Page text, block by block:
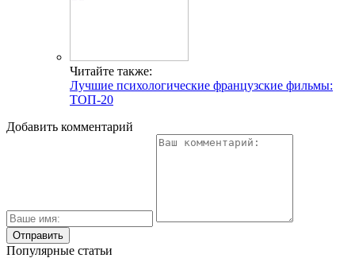
Читайте также:
Лучшие психологические французские фильмы:
ТОП-20
Добавить комментарий
Популярные статьи